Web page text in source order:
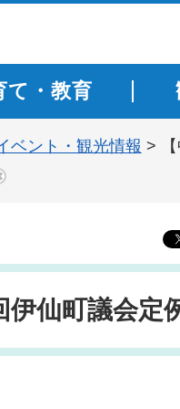
て・教育
ベント・観光情報 >
伊仙町議会定